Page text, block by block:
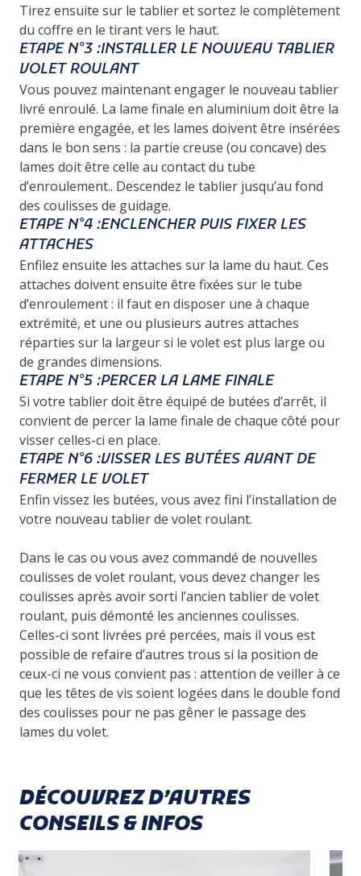
Tirez ensuite sur le tablier et sortez le complètement
du coffre en le tirant vers le haut.
ETAPE N°3 :INSTALLER LE NOUVEAU TABLIER
VOLET ROULANT
Vous pouvez maintenant engager le nouveau tablier
livré enroulé. La lame finale en aluminium doit être la
première engagée, et les lames doivent être insérées
dans le bon sens : la partie creuse (ou concave) des
lames doitêtre celle au contact du tube
d’enroulement.. Descendez le tablier jusqu’au fond
des coulisses de guidage.
ETAPE N°4 :ENCLENCHER PUIS FIXER LES
ATTACHES
Enfilez ensuite les attaches sur la lame du haut. Ces
attaches doivent ensuite être fixées sur le tube
d’enroulement : il faut en disposer une à chaque
extrémité, et une ou plusieurs autres attaches
réparties sur la largeur si le volet est plus large ou
de grandes dimensions.
ETAPE N°5 :PERCER LA LAME FINALE
Si votre tablier doit être équipé de butées d’arrêt, il
convient de percer la lame finale de chaque côté pour
visser celles-ci en place.
ETAPE N°6 :VISSER LES BUTÉES AVANT DE
FERMER LE VOLET
Enfin vissez les butées, vous avez fini l’installation de
votre nouveau tablier de volet roulant.
Dans le cas ou vous avez commandé de nouvelles
coulisses de volet roulant, vous devez changer les
coulisses après avoir sorti l’ancien tablier de volet
roulant, puis démonté les anciennes coulisses.
Celles-ci sont livrées pré percées, mais il vous est
possible de refaire d’autres trous si la position de
ceux-ci ne vous convient pas : attention de veiller à ce
que les têtes de vis soient logées dans le double fond
des coulisses pour ne pas gêner le passage des
lames du volet.
DÉCOUVREZ D’AUTRES
CONSEILS & INFOS